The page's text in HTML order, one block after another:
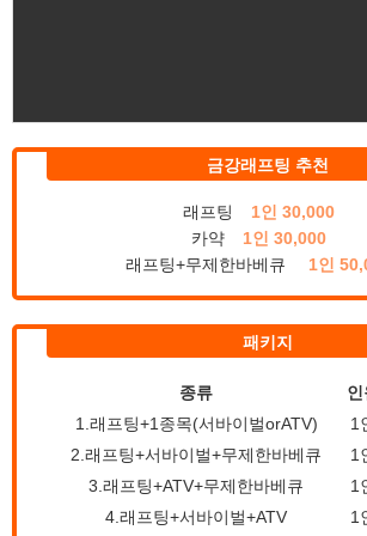
금강래프팅 추천
래프팅
1인 30,000
카약
1인 30,000
래프팅+무제한바베큐
1인
패키지
종류 인
1.래프팅+1종목(서바이벌orATV)
1
2.래프팅+서바이벌+무제한바베큐
1
3.래프팅+ATV+무제한바베큐
1
4.래프팅+서바이벌+ATV
1